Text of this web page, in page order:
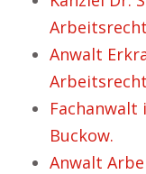
Anwalt
Buckow.
Anwalt